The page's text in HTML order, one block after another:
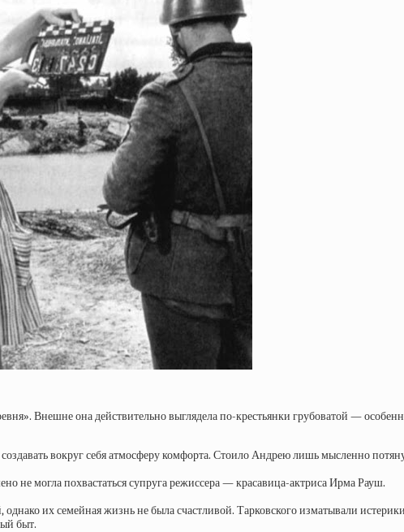
Внешне она действительно выглядела по-крестьянки грубоватой —
вокруг себя атмосферу комфорта. Стоило Андрею лишь мысленно
не могла похвастаться супруга режиссера — красавица-актриса Ирма Рауш.
их семейная жизнь не была счастливой. Тарковского изматывали
быт.